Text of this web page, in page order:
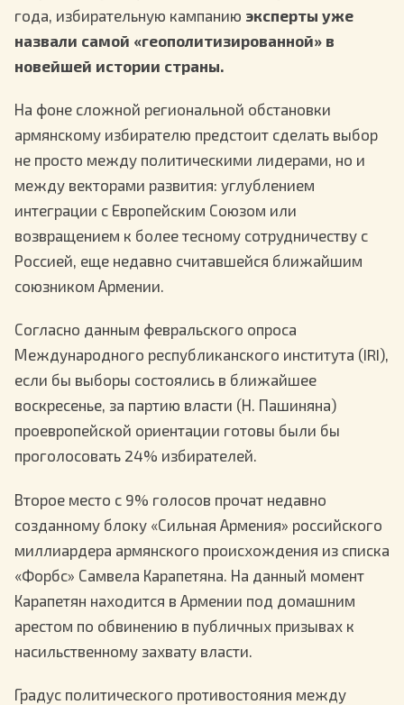
года, избирательную кампанию эксперты уже
назвали самой «геополитизированной» в
новейшей истории страны.
На фоне сложной региональной обстановки
армянскому избирателю предстоит сделать выбор
не просто между политическими лидерами, но и
между векторами развития: углублением
интеграции с Европейским Союзом или
возвращением к более тесному сотрудничеству с
Россией, еще недавно считавшейся ближайшим
союзником Армении.
Согласно данным февральского опроса
Международного республиканского института (IRI),
если бы выборы состоялись в ближайшее
воскресенье, за партию власти (Н. Пашиняна)
проевропейской ориентации готовы были бы
проголосовать 24% избирателей.
Второе место с 9% голосов прочат недавно
созданному блоку «Сильная Армения» российского
миллиардера армянского происхождения из списка
«Форбс» Самвела Карапетяна. На данный момент
Карапетян находится в Армении под домашним
арестом по обвинению в публичных призывах к
насильственному захвату власти.
Градус политического противостояния между